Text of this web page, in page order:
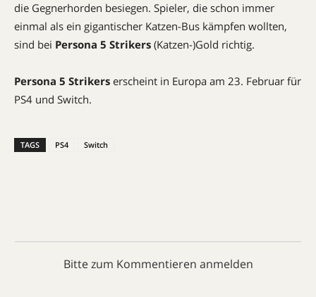
die Gegnerhorden besiegen. Spieler, die schon immer
einmal als ein gigantischer Katzen-Bus kämpfen wollten,
sind bei Persona 5 Strikers (Katzen-)Gold richtig.
Persona 5 Strikers erscheint in Europa am 23. Februar für
PS4 und Switch.
TAGS PS4 Switch
Bitte zum Kommentieren anmelden